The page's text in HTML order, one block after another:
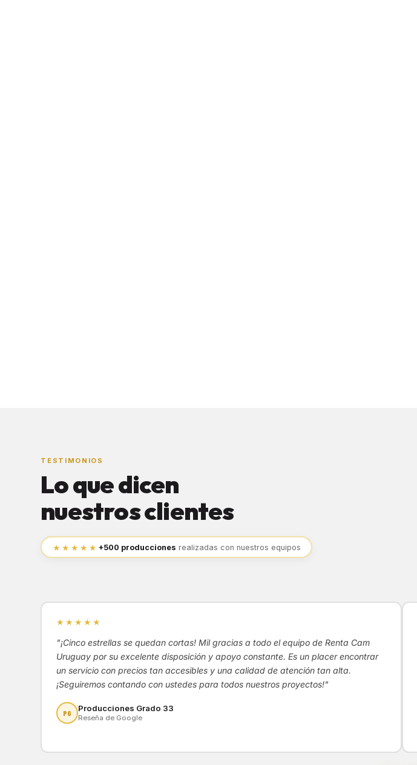
TESTIMONIOS
Lo que dicen
nuestros clientes
★★★★★ +500 producciones realizadas con nuestros equipos
★★★★★
"¡Cinco estrellas se quedan cortas! Mil gracias a todo el equipo de Renta Cam
Uruguay por su excelente disposición y apoyo constante. Es un placer encontrar
un servicio con precios tan accesibles y una calidad de atención tan alta.
¡Seguiremos contando con ustedes para todos nuestros proyectos!"
PG Producciones Grado 33
Reseña de Google